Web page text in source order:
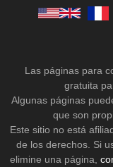
Las páginas para
gratuita
Algunas páginas
que son
Este sitio no está
de los derechos. Si
elimine una página,